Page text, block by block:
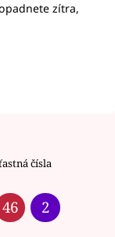
zítra,
čísla
46 2